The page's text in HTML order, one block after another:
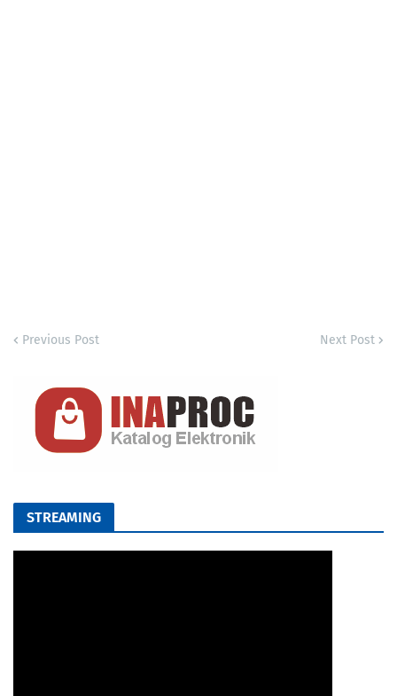
Previous Post Next Post
STREAMING